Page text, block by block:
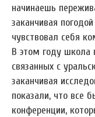
начинаешь
заканчивая
чувствовал себя
В этом году школа
связанных с
заканчивая
показали, что все
конференции,